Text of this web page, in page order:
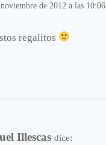
de 2012 a las 10:06
regalitos
Illescas dice: